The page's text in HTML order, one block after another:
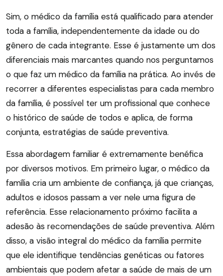
Sim, o médico da família está qualificado para atender
toda a família, independentemente da idade ou do
gênero de cada integrante. Esse é justamente um dos
diferenciais mais marcantes quando nos perguntamos
o que faz um médico da família na prática. Ao invés de
recorrer a diferentes especialistas para cada membro
da família, é possível ter um profissional que conhece
o histórico de saúde de todos e aplica, de forma
conjunta, estratégias de saúde preventiva.
Essa abordagem familiar é extremamente benéfica
por diversos motivos. Em primeiro lugar, o médico da
família cria um ambiente de confiança, já que crianças,
adultos e idosos passam a ver nele uma figura de
referência. Esse relacionamento próximo facilita a
adesão às recomendações de saúde preventiva. Além
disso, a visão integral do médico da família permite
que ele identifique tendências genéticas ou fatores
ambientais que podem afetar a saúde de mais de um